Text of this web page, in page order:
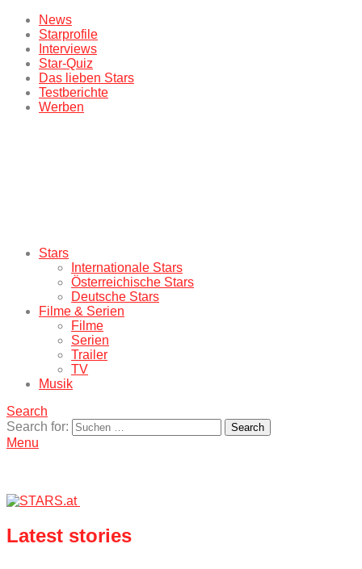
News
Starprofile
Interviews
Star-Quiz
Das lieben Stars
Testberichte
Werben
Stars
Internationale Stars
Österreichische Stars
Deutsche Stars
Filme & Serien
Filme
Serien
Trailer
TV
Musik
Search
Search for:
Search
Menu
Latest stories